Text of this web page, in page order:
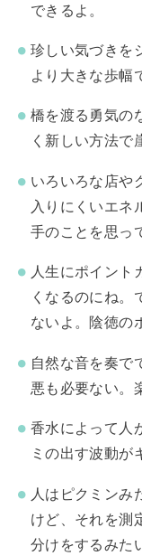
できるよ。
珍しい気づきを
より大きな歩幅
橋を渡る勇気の
く新しい方法で
いろいろな店や
入りにくいエネ
手のことを思っ
人生にポイント
くなるのにね。
ないよ。陰徳の
自然な音を奏で
悪も必要ない。
香水によって人
ミの出す波動が
人はピクミンみ
けど、それを測
分けをするみた